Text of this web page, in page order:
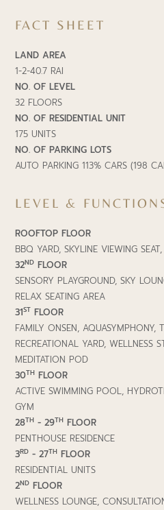
FACT SHEET
LAND AREA
1-2-40.7 RAI
NO. OF LEVEL
32 FLOORS
NO. OF RESIDENTIAL UNIT
175 UNITS
NO. OF PARKING LOTS
AUTO PARKING 113% CARS (198
LEVEL &
ROOFTOP FLOOR
BBQ YARD, SKYLINE VIEWING
32ND FLOOR
SENSORY PLAYGROUND, SKY
RELAX SEATING AREA
31ST FLOOR
FAMILY ONSEN, AQUASYMPHONY,
RECREATIONAL YARD, WELLNESS
MEDITATION POD
30TH FLOOR
ACTIVE SWIMMING POOL,
GYM
28TH - 29TH FLOOR
PENTHOUSE RESIDENCE
3RD - 27TH FLOOR
RESIDENTIAL UNITS
2ND FLOOR
WELLNESS LOUNGE,